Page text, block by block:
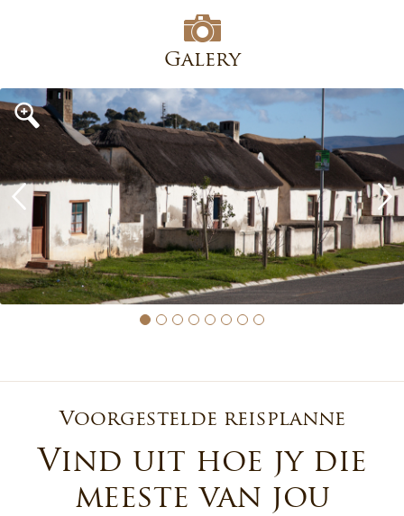
Galery
Voorgestelde reisplanne
Vind uit hoe jy die
meeste van jou